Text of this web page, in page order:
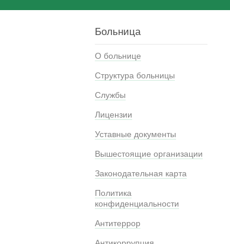
Больница
О больнице
Структура больницы
Службы
Лицензии
Уставные документы
Вышестоящие организации
Законодательная карта
Политика
конфиденциальности
Антитеррор